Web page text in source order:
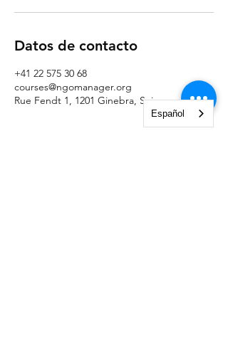
Datos de contacto
+41 22 575 30 68
courses@ngomanager.org
Rue Fendt 1, 1201 Ginebra, Suiza
Español